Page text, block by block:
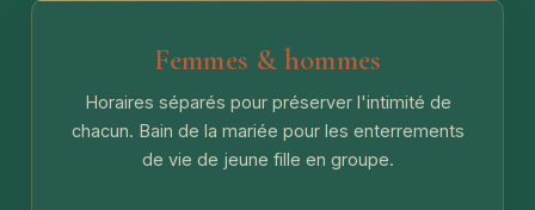
Femmes & hommes
Horaires séparés pour préserver l'intimité de
chacun. Bain de la mariée pour les enterrements
de vie de jeune fille en groupe.